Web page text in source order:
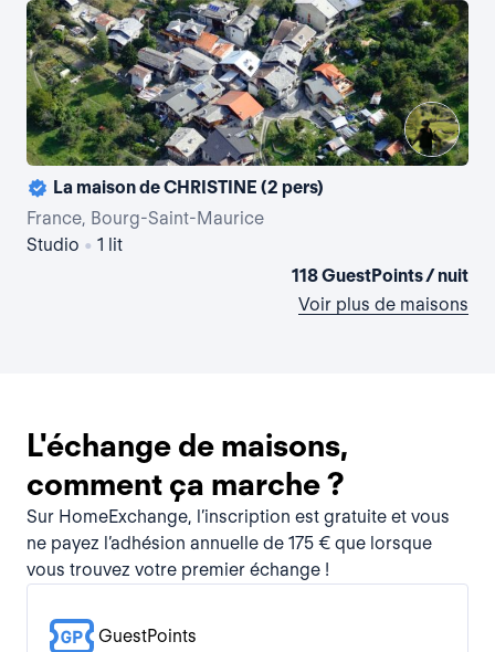
La maison de CHRISTINE (2 pers)
France, Bourg-Saint-Maurice
Studio • 1 lit
118 GuestPoints / nuit
Voir plus de maisons
L'échange de maisons,
comment ça marche ?
Sur HomeExchange, l’inscription est gratuite et vous
ne payez l’adhésion annuelle de 175 € que lorsque
vous trouvez votre premier échange !
GuestPoints